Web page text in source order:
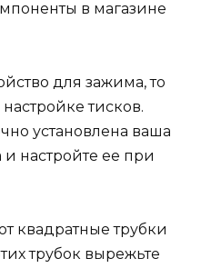
в магазине
для зажима, то
тисков.
установлена ваша
настройте ее при
квадратные трубки
трубок вырежьте